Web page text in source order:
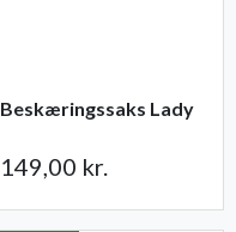
Beskæringssaks Lady
149,00 kr.